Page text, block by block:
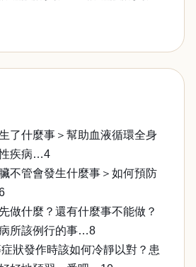
了什麼事＞幫助血液循環全身
疾病…4
不管會發生什麼事＞如何預防
做什麼？還有什麼事不能做？
所該例行的事…8
狀發作時該如何冷靜以對？患